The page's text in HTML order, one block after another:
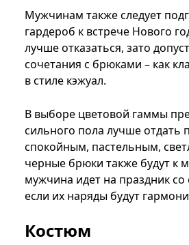
Мужчинам также следует
гардероб к встрече Нового
лучше отказаться, зато
сочетания с брюками – как
в стиле кэжуал.
В выборе цветовой гаммы
сильного пола лучше отдать
спокойным, пастельным,
черные брюки также будут к
мужчина идет на праздник
если их наряды будут
Костюм